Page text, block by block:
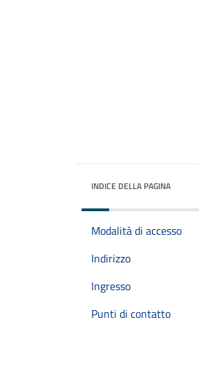
INDICE DELLA PAGINA
Modalità di accesso
Indirizzo
Ingresso
Punti di contatto